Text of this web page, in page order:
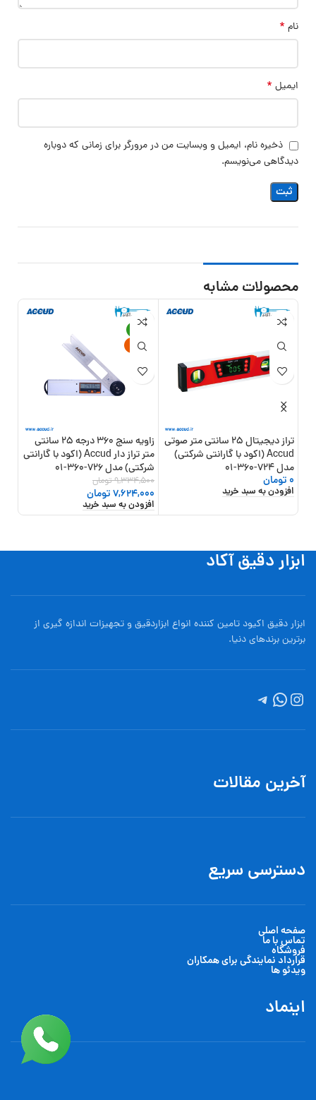
نام *
ایمیل *
ذخیره نام، ایمیل و وبسایت من در مرورگر برای زمانی که دوباره
دیدگاهی می‌نویسم.
محصولات مشابه
تراز دیجیتال 25 سانتی متر صوتی
Accud (اکود با گارانتی شرکتی)
مدل 724-360-01
0تومان
افزودن به سبد خرید
-18%
جدید
زاویه سنج 360 درجه 25 سانتی
متر تراز دار Accud (اکود با گارانتی
شرکتی) مدل 726-360-01
9,334,500تومان
7,624,000تومان
افزودن به سبد خرید
ابزار دقیق آکاد
ابزار دقیق اکیود تامین کننده انواع ابزاردقيق و تجهيزات اندازه گیری از
برترین برندهای دنیا.
آخرین مقالات
دسترسی سریع
صفحه اصلی
تماس با ما
فروشگاه
قرارداد نمایندگی برای همکاران
ویدئو ها
اینماد